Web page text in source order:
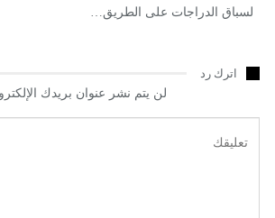
لسباق الدراجات على الطريق…
اترك رد
لن يتم نشر عنوان بريدك